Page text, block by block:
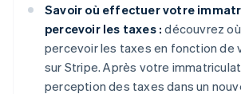
Savoir où effectuer votre
percevoir les taxes : découvrez
percevoir les taxes en fonction de
sur Stripe. Après votre
perception des taxes dans un